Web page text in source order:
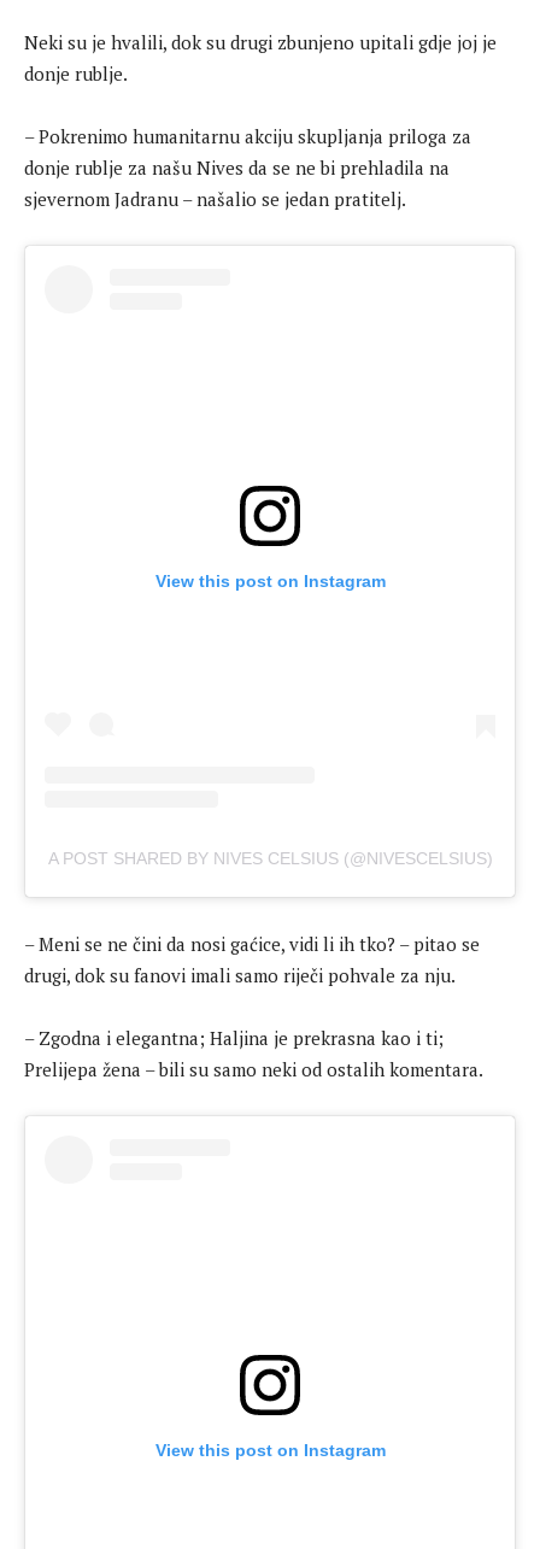
Neki su je hvalili, dok su drugi zbunjeno upitali gdje joj je
donje rublje.
– Pokrenimo humanitarnu akciju skupljanja priloga za
donje rublje za našu Nives da se ne bi prehladila na
sjevernom Jadranu – našalio se jedan pratitelj.
View this post on Instagram
A POST SHARED BY NIVES CELSIUS (@NIVESCELSIUS)
– Meni se ne čini da nosi gaćice, vidi li ih tko? – pitao se
drugi, dok su fanovi imali samo riječi pohvale za nju.
– Zgodna i elegantna; Haljina je prekrasna kao i ti;
Prelijepa žena – bili su samo neki od ostalih komentara.
View this post on Instagram